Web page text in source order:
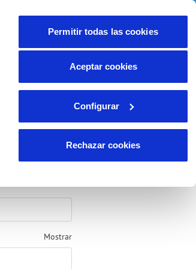
Aceptar cookies
Configurar
Rechazar cookies
Permitir todas las cookies
INCIDENCIAS
Comunica anomalías o posibles
fraudes
Área de clientes
Mostrar